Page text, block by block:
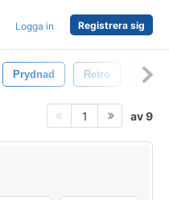
Logga in Registrera sig
Prydnad Retro Märka
1 av 9